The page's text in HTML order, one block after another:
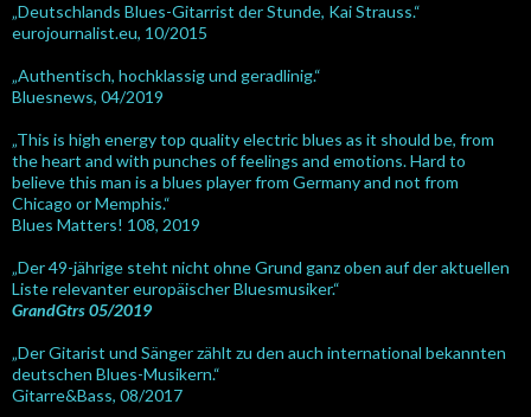
„Deutschlands Blues-Gitarrist der Stunde, Kai Strauss.“
eurojournalist.eu, 10/2015
„Authentisch, hochklassig und geradlinig.“
Bluesnews, 04/2019
„This is high energy top quality electric blues as it should be, from
the heart and with punches of feelings and emotions. Hard to
believe this man is a blues player from Germany and not from
Chicago or Memphis.“
Blues Matters! 108, 2019
„Der 49-jährige steht nicht ohne Grund ganz oben auf der aktuellen
Liste relevanter europäischer Bluesmusiker.“
GrandGtrs 05/2019
„Der Gitarist und Sänger zählt zu den auch international bekannten
deutschen Blues-Musikern.“
Gitarre&Bass, 08/2017